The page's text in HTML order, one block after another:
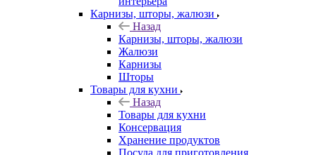
Карнизы, шторы, жалюзи
Назад
Карнизы, шторы, жалюзи
Жалюзи
Карнизы
Шторы
Товары для кухни
Назад
Товары для кухни
Консервация
Хранение продуктов
Посуда для приготовления